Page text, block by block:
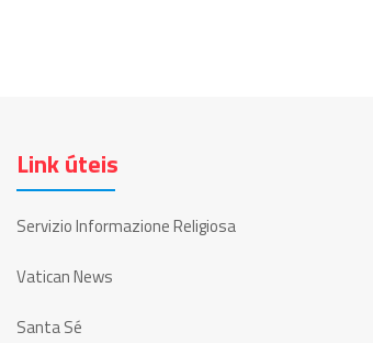
Link úteis
Servizio Informazione Religiosa
Vatican News
Santa Sé